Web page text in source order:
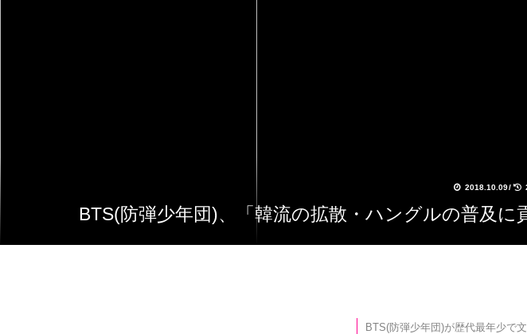
2018.10.09/
BTS(防弾少年団)、「韓流の拡散・ハングルの普及
BTS(防弾少年団)が歴代最年少で